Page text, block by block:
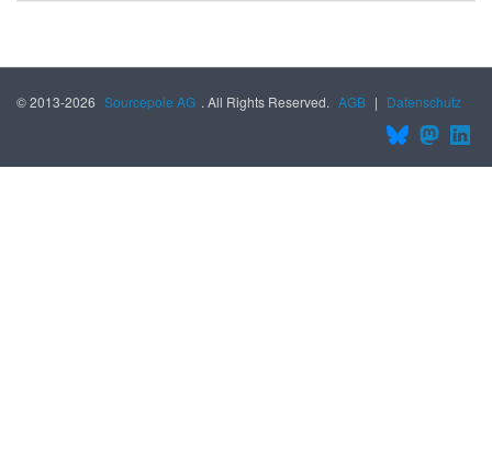
© 2013-2026 Sourcepole AG . All Rights Reserved. AGB | Datenschutz